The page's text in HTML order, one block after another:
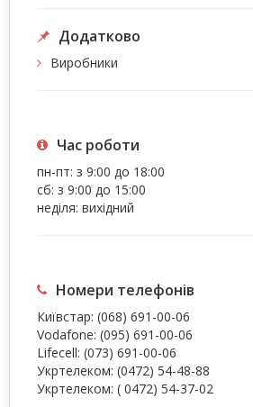
Додатково
Виробники
Час роботи
пн-пт: з 9:00 до 18:00
сб: з 9:00 до 15:00
неділя: вихідний
Номери телефонів
Київстар: (068) 691-00-06
Vodafone: (095) 691-00-06
Lifecell: (073) 691-00-06
Укртелеком: (0472) 54-48-88
Укртелеком: ( 0472) 54-37-02